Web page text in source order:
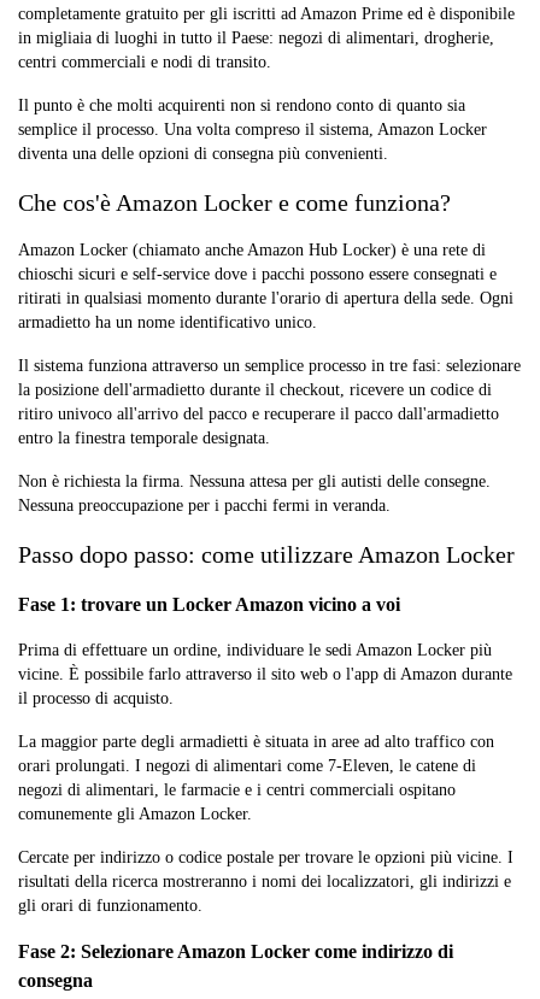
completamente gratuito per gli iscritti ad Amazon Prime ed è disponibile
in migliaia di luoghi in tutto il Paese: negozi di alimentari, drogherie,
centri commerciali e nodi di transito.
Il punto è che molti acquirenti non si rendono conto di quanto sia
semplice il processo. Una volta compreso il sistema, Amazon Locker
diventa una delle opzioni di consegna più convenienti.
Che cos'è Amazon Locker e come funziona?
Amazon Locker (chiamato anche Amazon Hub Locker) è una rete di
chioschi sicuri e self-service dove i pacchi possono essere consegnati e
ritirati in qualsiasi momento durante l'orario di apertura della sede. Ogni
armadietto ha un nome identificativo unico.
Il sistema funziona attraverso un semplice processo in tre fasi: selezionare
la posizione dell'armadietto durante il checkout, ricevere un codice di
ritiro univoco all'arrivo del pacco e recuperare il pacco dall'armadietto
entro la finestra temporale designata.
Non è richiesta la firma. Nessuna attesa per gli autisti delle consegne.
Nessuna preoccupazione per i pacchi fermi in veranda.
Passo dopo passo: come utilizzare Amazon Locker
Fase 1: trovare un Locker Amazon vicino a voi
Prima di effettuare un ordine, individuare le sedi Amazon Locker più
vicine. È possibile farlo attraverso il sito web o l'app di Amazon durante
il processo di acquisto.
La maggior parte degli armadietti è situata in aree ad alto traffico con
orari prolungati. I negozi di alimentari come 7-Eleven, le catene di
negozi di alimentari, le farmacie e i centri commerciali ospitano
comunemente gli Amazon Locker.
Cercate per indirizzo o codice postale per trovare le opzioni più vicine. I
risultati della ricerca mostreranno i nomi dei localizzatori, gli indirizzi e
gli orari di funzionamento.
Fase 2: Selezionare Amazon Locker come indirizzo di
consegna